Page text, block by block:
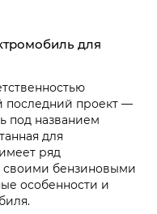
для
последний проект —
под названием
для
ряд
бензиновыми
особенности и